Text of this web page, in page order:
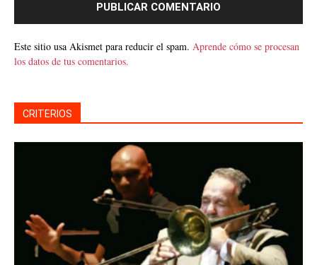
Este sitio usa Akismet para reducir el spam. Aprende cómo se procesan
los datos de tus comentarios.
CRITERIOS